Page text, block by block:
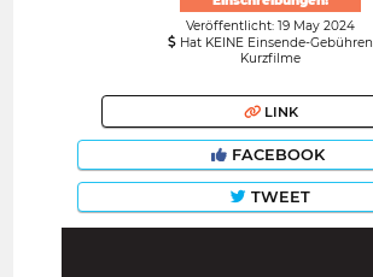
Veröffentlicht: 19 May 2024
Hat KEINE Einsende-Gebühren
Kurzfilme
LINK
FACEBOOK
TWEET